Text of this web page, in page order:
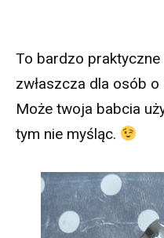
To bardzo praktyczne
zwłaszcza dla osób o
Może twoja babcia
tym nie myśląc.